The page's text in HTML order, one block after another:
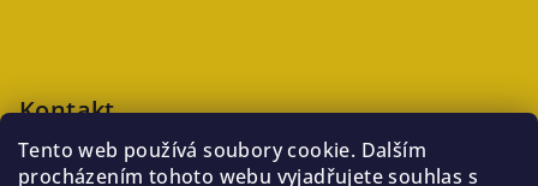
Tento web používá soubory cookie. Dalším
procházením tohoto webu vyjadřujete souhlas s
Kontakt
veronika @kaftanlicious.cz